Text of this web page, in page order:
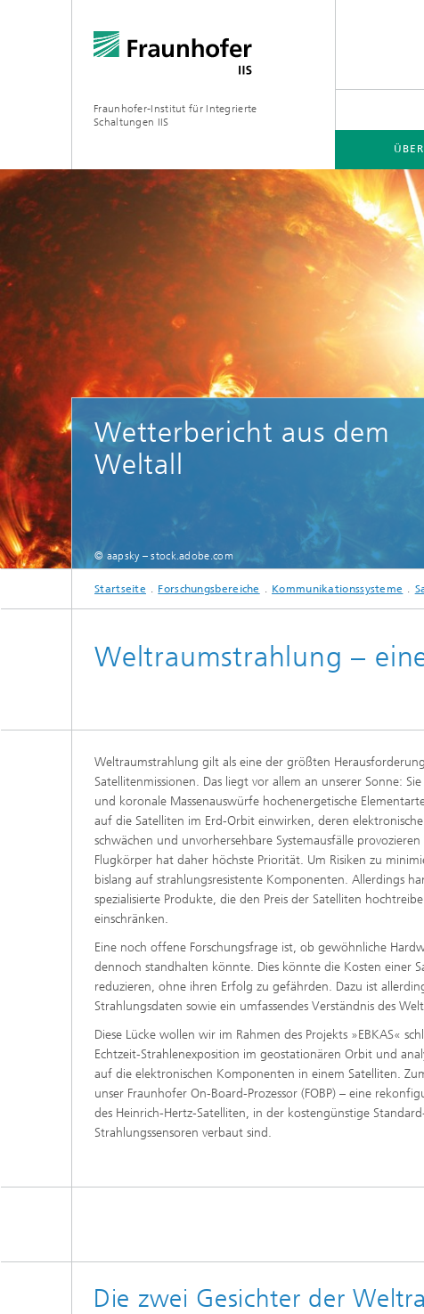
Fraunhofer-Institut für Integrierte
Schaltungen IIS
ÜBER UNS
Organisation / Organigramm
Netzwerk
FORSCHUNGSBEREICHE
ONLINE-MAGAZIN
Wetterbericht aus dem
Weltall
© aapsky – stock.adobe.com
Startseite Forschungsbereiche Kommunikationssysteme
Weltraumstrahlung –
Weltraumstrahlung gilt als eine der größten
Satellitenmissionen. Das liegt vor allem an unserer Sonne:
und koronale Massenauswürfe hochenergetische
auf die Satelliten im Erd-Orbit einwirken, deren elektronische
schwächen und unvorhersehbare Systemausfälle
Flugkörper hat daher höchste Priorität. Um Risiken zu
bislang auf strahlungsresistente Komponenten. Allerdings
spezialisierte Produkte, die den Preis der Satelliten
einschränken.
Eine noch offene Forschungsfrage ist, ob gewöhnliche
dennoch standhalten könnte. Dies könnte die Kosten einer
reduzieren, ohne ihren Erfolg zu gefährden. Dazu ist
Strahlungsdaten sowie ein umfassendes Verständnis des
Diese Lücke wollen wir im Rahmen des Projekts »EBKAS«
Echtzeit-Strahlenexposition im geostationären Orbit und
auf die elektronischen Komponenten in einem Satelliten.
unser Fraunhofer On-Board-Prozessor (FOBP) – eine
des Heinrich-Hertz-Satelliten, in der kostengünstige
Strahlungssensoren verbaut sind.
Die zwei Gesichter der